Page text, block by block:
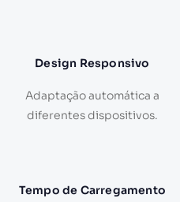
Design Responsivo
Adaptação automática a
diferentes dispositivos.
Tempo de Carregamento